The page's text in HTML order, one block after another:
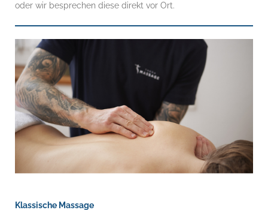
oder wir besprechen diese direkt vor Ort.
Klassische Massage